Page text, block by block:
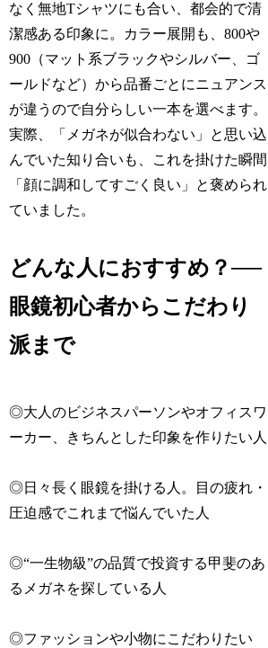
なく無地Tシャツにも合い、都会的で清
潔感ある印象に。カラー展開も、800や
900（マット系ブラックやシルバー、ゴ
ールドなど）から品番ごとにニュアンス
が違うので自分らしい一本を選べます。
実際、「メガネが似合わない」と思い込
んでいた知り合いも、これを掛けた瞬間
「顔に調和してすごく良い」と褒められ
ていました。
どんな人におすすめ？──
眼鏡初心者からこだわり
派まで
◎大人のビジネスパーソンやオフィスワ
ーカー、きちんとした印象を作りたい人
◎日々長く眼鏡を掛ける人。目の疲れ・
圧迫感でこれまで悩んでいた人
◎“一生物級”の品質で投資する甲斐のあ
るメガネを探している人
◎ファッションや小物にこだわりたい